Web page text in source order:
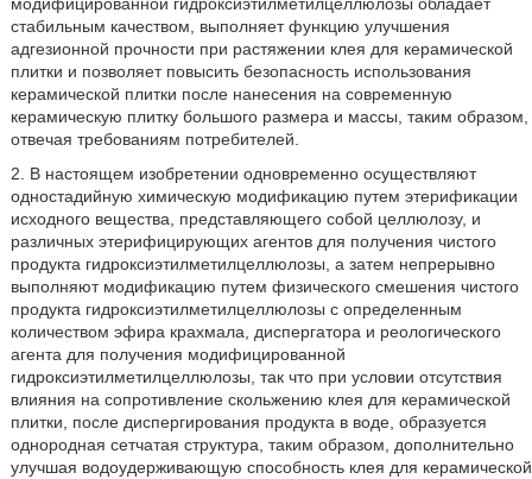
стабильным качеством, выполняет функцию улучшения
адгезионной прочности при растяжении клея для керамической
плитки и позволяет повысить безопасность использования
керамической плитки после нанесения на современную
керамическую плитку большого размера и массы, таким образом,
отвечая требованиям потребителей.
2. В настоящем изобретении одновременно осуществляют
одностадийную химическую модификацию путем этерификации
исходного вещества, представляющего собой целлюлозу, и
различных этерифицирующих агентов для получения чистого
продукта гидроксиэтилметилцеллюлозы, а затем непрерывно
выполняют модификацию путем физического смешения чистого
продукта гидроксиэтилметилцеллюлозы с определенным
количеством эфира крахмала, диспергатора и реологического
агента для получения модифицированной
гидроксиэтилметилцеллюлозы, так что при условии отсутствия
влияния на сопротивление скольжению клея для керамической
плитки, после диспергирования продукта в воде, образуется
однородная сетчатая структура, таким образом, дополнительно
улучшая водоудерживающую способность клея для керамической